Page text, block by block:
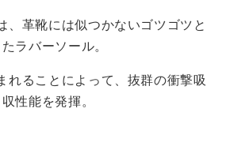
、革靴には似つかないゴツゴツと
たラバーソール。
れることによって、抜群の衝撃吸
収性能を発揮。